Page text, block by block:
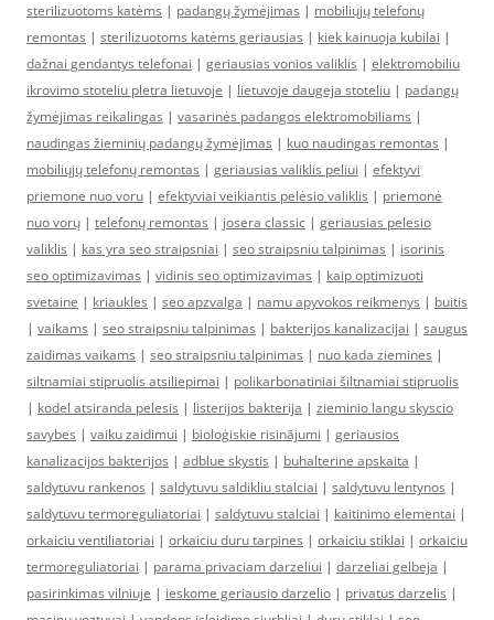
sterilizuotoms katėms | padangų žymėjimas | mobiliųjų telefonų
remontas | sterilizuotoms katėms geriausias | kiek kainuoja kubilai |
dažnai gendantys telefonai | geriausias vonios valiklis | elektromobiliu
ikrovimo stoteliu pletra lietuvoje | lietuvoje daugeja stoteliu | padangų
žymėjimas reikalingas | vasarinės padangos elektromobiliams |
naudingas žieminių padangų žymėjimas | kuo naudingas remontas |
mobiliųjų telefonų remontas | geriausias valiklis peliui | efektyvi
priemone nuo voru | efektyviai veikiantis pelėsio valiklis | priemonė
nuo vorų | telefonų remontas | josera classic | geriausias pelesio
valiklis | kas yra seo straipsniai | seo straipsniu talpinimas | isorinis
seo optimizavimas | vidinis seo optimizavimas | kaip optimizuoti
svetaine | kriaukles | seo apzvalga | namu apyvokos reikmenys | buitis
| vaikams | seo straipsniu talpinimas | bakterijos kanalizacijai | saugus
zaidimas vaikams | seo straipsniu talpinimas | nuo kada ziemines |
siltnamiai stipruolis atsiliepimai | polikarbonatiniai šiltnamiai stipruolis
| kodel atsiranda pelesis | listerijos bakterija | zieminio langu skyscio
savybes | vaiku zaidimui | bioloģiskie risinājumi | geriausios
kanalizacijos bakterijos | adblue skystis | buhalterine apskaita |
saldytuvu rankenos | saldytuvu saldikliu stalciai | saldytuvu lentynos |
saldytuvu termoreguliatoriai | saldytuvu stalciai | kaitinimo elementai |
orkaiciu ventiliatoriai | orkaiciu duru tarpines | orkaiciu stiklai | orkaiciu
termoreguliatoriai | parama privaciam darzeliui | darzeliai gelbeja |
pasirinkimas vilniuje | ieskome geriausio darzelio | privatus darzelis |